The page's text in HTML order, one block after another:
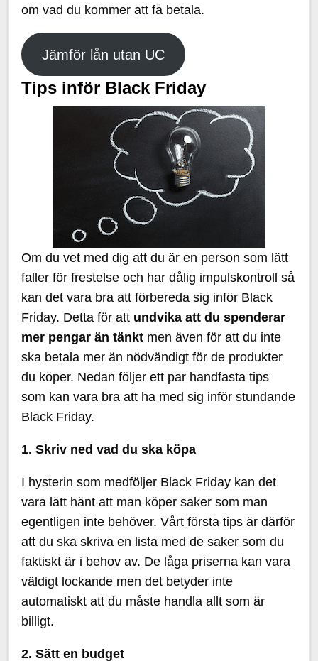
om vad du kommer att få betala.
Jämför lån utan UC
Tips inför Black Friday
Om du vet med dig att du är en person som lätt
faller för frestelse och har dålig impulskontroll så
kan det vara bra att förbereda sig inför Black
Friday. Detta för att undvika att du spenderar
mer pengar än tänkt men även för att du inte
ska betala mer än nödvändigt för de produkter
du köper. Nedan följer ett par handfasta tips
som kan vara bra att ha med sig inför stundande
Black Friday.
1. Skriv ned vad du ska köpa
I hysterin som medföljer Black Friday kan det
vara lätt hänt att man köper saker som man
egentligen inte behöver. Vårt första tips är därför
att du ska skriva en lista med de saker som du
faktiskt är i behov av. De låga priserna kan vara
väldigt lockande men det betyder inte
automatiskt att du måste handla allt som är
billigt.
2. Sätt en budget